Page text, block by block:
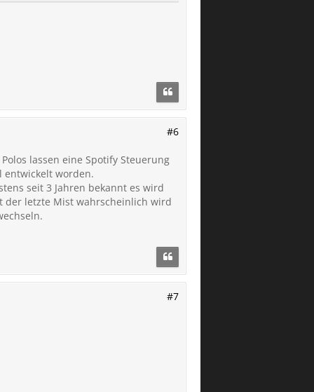
#6
lassen eine Spotify Steuerung
entwickelt worden.
seit 3 Jahren bekannt es wird
der letzte Mist wahrscheinlich wird
#7